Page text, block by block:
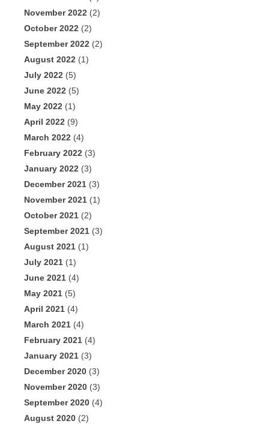
November 2022 (2)
October 2022 (2)
September 2022 (2)
August 2022 (1)
July 2022 (5)
June 2022 (5)
May 2022 (1)
April 2022 (9)
March 2022 (4)
February 2022 (3)
January 2022 (3)
December 2021 (3)
November 2021 (1)
October 2021 (2)
September 2021 (3)
August 2021 (1)
July 2021 (1)
June 2021 (4)
May 2021 (5)
April 2021 (4)
March 2021 (4)
February 2021 (4)
January 2021 (3)
December 2020 (3)
November 2020 (3)
September 2020 (4)
August 2020 (2)